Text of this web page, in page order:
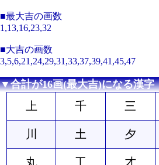
■最大吉の画数
1,13,16,23,32
■大吉の画数
3,5,6,21,24,29,31,33,37,39,41,45,47
▼合計が16画(最大吉)になる漢字
上 千 三
川 土 夕
丸 工 才